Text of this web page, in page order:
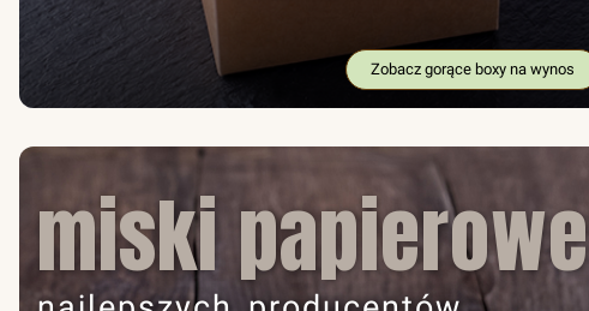
Zobacz gorące boxy na wynos
miski papierowe